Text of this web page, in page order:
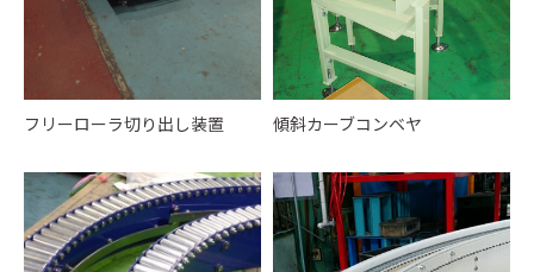
フリーローラ切り出し装置 傾斜カーブコンベヤ